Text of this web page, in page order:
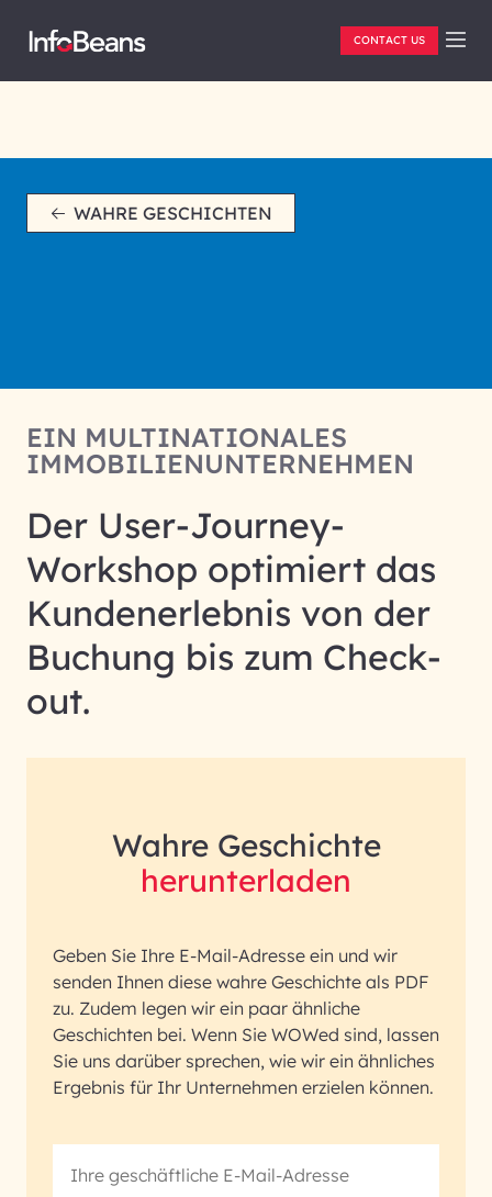
CONTACT US
WAHRE GESCHICHTEN
EIN MULTINATIONALES
IMMOBILIENUNTERNEHMEN
Der User-Journey-
Workshop optimiert das
Kundenerlebnis von der
Buchung bis zum Check-
out.
Wahre Geschichte
herunterladen
Geben Sie Ihre E-Mail-Adresse ein und wir
senden Ihnen diese wahre Geschichte als PDF
zu. Zudem legen wir ein paar ähnliche
Geschichten bei. Wenn Sie WOWed sind, lassen
Sie uns darüber sprechen, wie wir ein ähnliches
Ergebnis für Ihr Unternehmen erzielen können.